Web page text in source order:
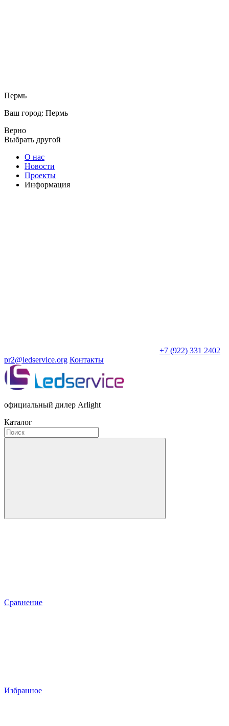
Пермь
Ваш город: Пермь
Верно
Выбрать другой
О нас
Новости
Проекты
Информация
+7 (922) 331 2402
pr2@ledservice.org Контакты
официальный дилер Arlight
Каталог
Сравнение
Избранное